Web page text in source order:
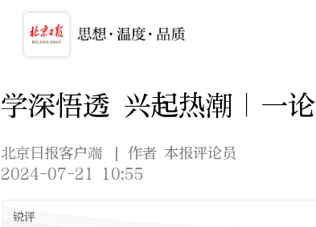
学深悟透 兴起热潮｜一论
北京日报客户端
| 作者 本报评论员
2024-07-21 10:55
锐评